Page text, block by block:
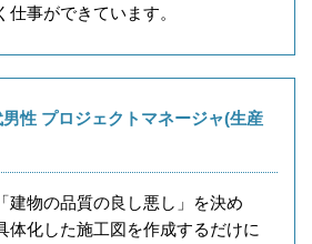
仕事ができています。
性 プロジェクトマネージャ(生産
建物の品質の良し悪し」を決め
体化した施工図を作成するだけに